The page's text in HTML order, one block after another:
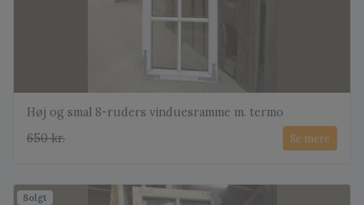
Høj og smal 8-ruders vinduesramme m. termo
650 kr.
Se mere
Solgt